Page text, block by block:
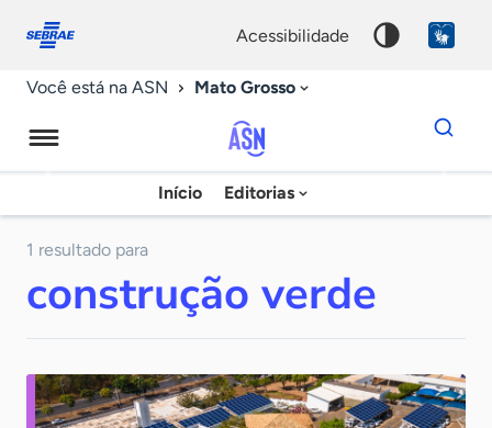
conosco
acessibilidade
Você está na ASN Mato Grosso
Agência
Sebrae
Notícias
Início Editorias
Dados
para
chave
1 resultado para
construção verde